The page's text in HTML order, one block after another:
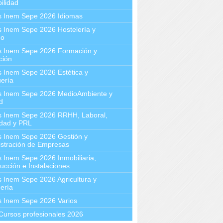
Inem Sepe 2026 Idiomas
Inem Sepe 2026 Hostelería y
Inem Sepe 2026 Formación y
Inem Sepe 2026 Estética y
Inem Sepe 2026 MedioAmbiente y
Inem Sepe 2026 RRHH, Laboral,
y PRL
Inem Sepe 2026 Gestión y
de Empresas
Inem Sepe 2026 Inmobiliaria,
e Instalaciones
Inem Sepe 2026 Agricultura y
Inem Sepe 2026 Varios
profesionales 2026